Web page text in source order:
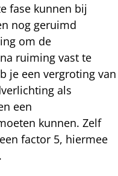
fase kunnen bij
nog geruimd
om de
ruiming vast te
je een vergroting van
als
een
kunnen. Zelf
factor 5, hiermee